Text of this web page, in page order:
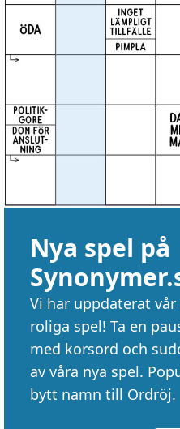
Nya spel på
Vi har uppdaterat
roliga spel! Ta en
med korsord och
av våra nya spel.
bytt namn till Ordröj.